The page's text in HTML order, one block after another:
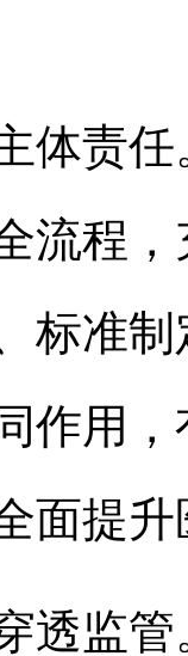
责任
流程
标准
作用
面提
监管